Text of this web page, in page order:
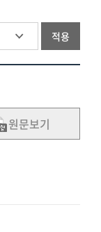
적용
원문보기